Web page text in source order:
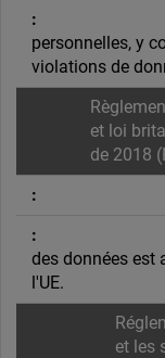
personnelles, y
violations de
et loi
de 2018
des données est
l'UE.
et les